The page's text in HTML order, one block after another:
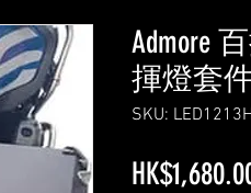
Admore
揮燈套件
SKU: